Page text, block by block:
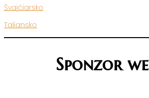
Švajčiarsko
Taliansko
Sponzor